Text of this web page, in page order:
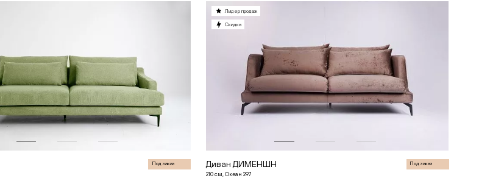
Желтый
Черный
Высота (см)
от
Под заказ
Лидер продаж
Скидка
Диван ДИМЕНШН Под заказ
210 см, Океан 297